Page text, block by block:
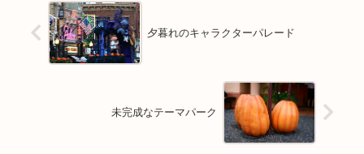
夕暮れのキャラクターパレード
未完成なテーマパーク